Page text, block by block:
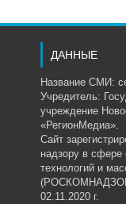
ДАННЫЕ
Название СМИ:
Учредитель:
учреждение
«РегионМедиа».
Сайт
надзору в
технологий и
02.11.2020 г.